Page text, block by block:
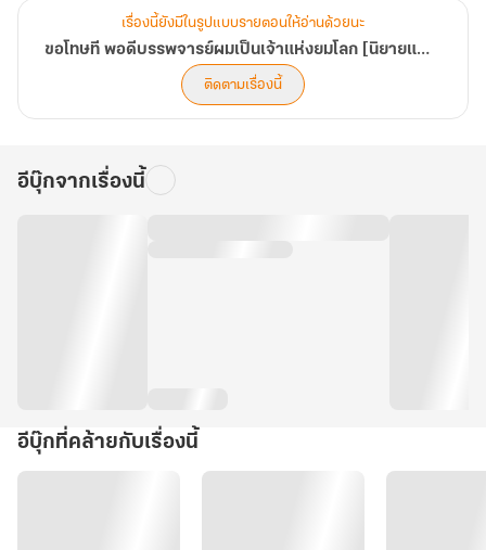
จากนักศึกษาแพทย์ที่เชื่อมั่นในวิทยาศาสตร์ ผมจำต้องกลายเป็นมือ
ปราบวิญญาณเพื่อความอยู่รอด
หืม? รับงานเดียวได้มาแสนหยวน
โอ๊ะ คืนเดียวได้มาหมื่นห้า
เรื่องนี้ยังมีในรูปแบบรายตอนให้อ่านด้วยนะ
ขอโทษที พอดีบรรพจารย์ผมเป็นเจ้าแห่งยมโลก [นิยายแปล]
ติดตามเรื่องนี้
อีบุ๊กจากเรื่องนี้
อีบุ๊กที่คล้ายกับเรื่องนี้